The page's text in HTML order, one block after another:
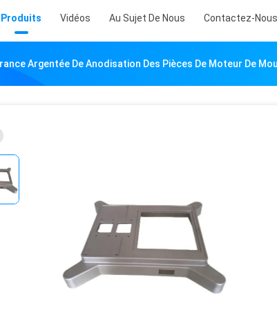
Produits Vidéos Au Sujet De Nous Contactez-Nous
Argentée De Anodisation Des Pièces De Moteur De